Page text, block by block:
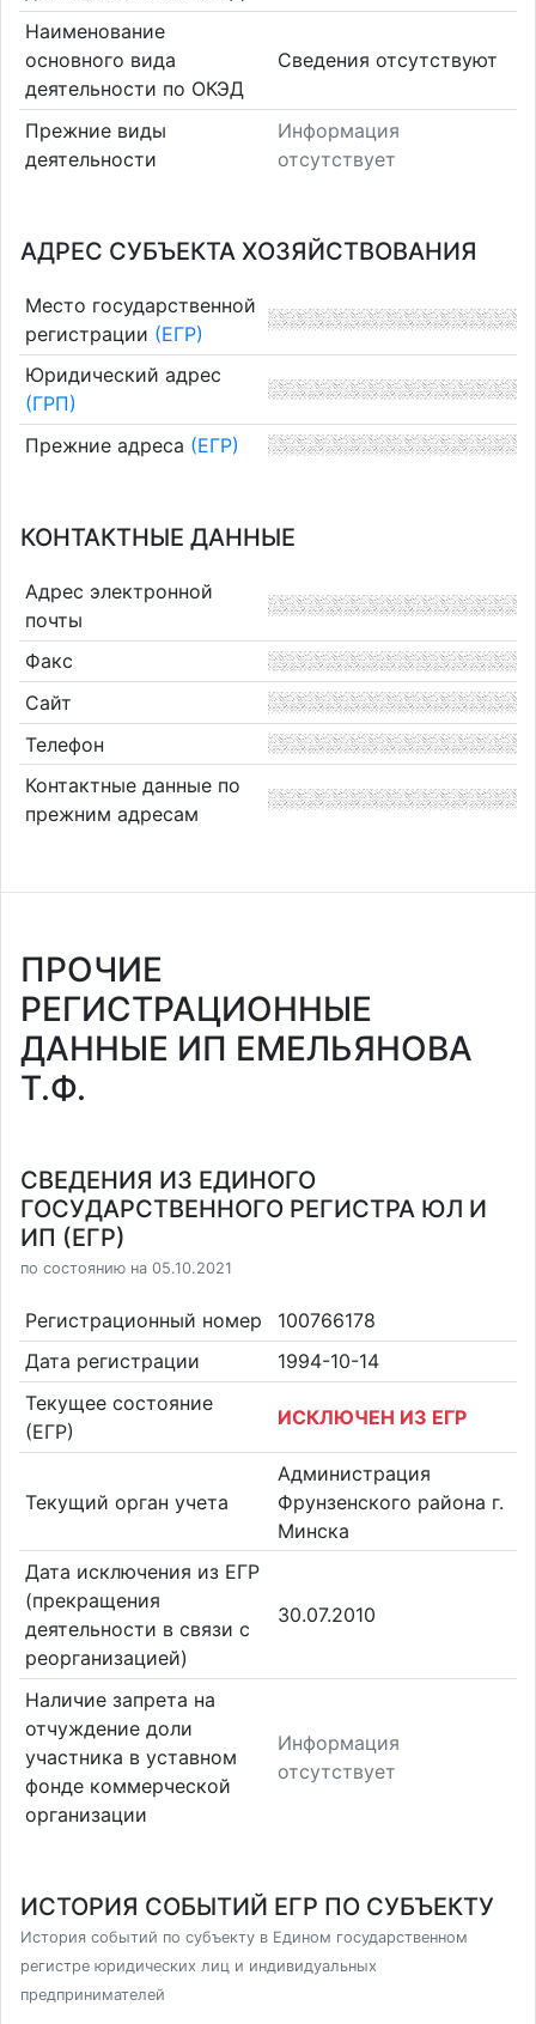
Наименование
основного вида
деятельности по ОКЭД
Cведения отсутствуют
Прежние виды
деятельности
Информация
отсутствует
АДРЕС СУБЪЕКТА ХОЗЯЙСТВОВАНИЯ
Место государственной
регистрации (ЕГР)
Юридический адрес
(ГРП)
Прежние адреса (ЕГР)
КОНТАКТНЫЕ ДАННЫЕ
Адрес электронной
почты
Факс
Сайт
Телефон
Контактные данные по
прежним адресам
ПРОЧИЕ
РЕГИСТРАЦИОННЫЕ
ДАННЫЕ ИП ЕМЕЛЬЯНОВА
Т.Ф.
СВЕДЕНИЯ ИЗ ЕДИНОГО
ГОСУДАРСТВЕННОГО РЕГИСТРА ЮЛ И
ИП (ЕГР)
по состоянию на 05.10.2021
Регистрационный номер
100766178
Дата регистрации
1994-10-14
Текущее состояние
(ЕГР)
ИСКЛЮЧЕН ИЗ ЕГР
Текущий орган учета
Администрация
Фрунзенского района г.
Минска
Дата исключения из ЕГР
(прекращения
деятельности в связи с
реорганизацией)
30.07.2010
Наличие запрета на
отчуждение доли
участника в уставном
фонде коммерческой
организации
Информация
отсутствует
ИСТОРИЯ СОБЫТИЙ ЕГР ПО СУБЪЕКТУ
История событий по субъекту в Едином государственном
регистре юридических лиц и индивидуальных
предпринимателей